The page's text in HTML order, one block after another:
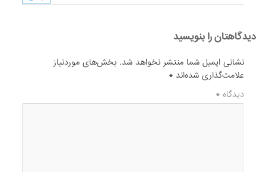
دیدگاهتان را بنویسید
نشانی ایمیل شما منتشر نخواهد شد. بخش‌های موردنیاز
علامت‌گذاری شده‌اند*
دیدگاه*